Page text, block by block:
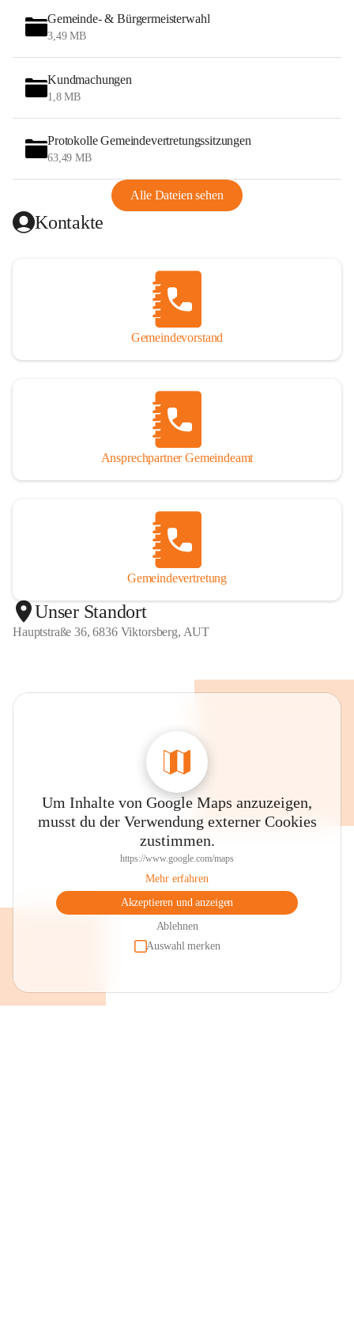
Gemeinde- & Bürgermeisterwahl
3,49 MB
Kundmachungen
1,8 MB
Protokolle Gemeindevertretungssitzungen
63,49 MB
Alle Dateien sehen
Kontakte
Gemeindevorstand
Ansprechpartner Gemeindeamt
Gemeindevertretung
Unser Standort
Hauptstraße 36, 6836 Viktorsberg, AUT
Um Inhalte von Google Maps anzuzeigen,
musst du der Verwendung externer Cookies
zustimmen.
https://www.google.com/maps
Mehr erfahren
Akzeptieren und anzeigen
Ablehnen
Auswahl merken